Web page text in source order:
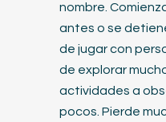
nombre.
antes o se
de jugar con
de explorar
actividades a
pocos. Pierde